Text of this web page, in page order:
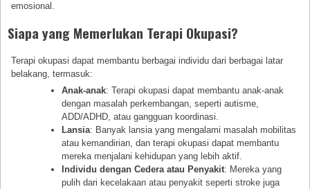
emosional.
Siapa yang Memerlukan Terapi Okupasi?
Terapi okupasi dapat membantu berbagai individu dari berbagai latar
belakang, termasuk:
Anak-anak: Terapi okupasi dapat membantu anak-anak
dengan masalah perkembangan, seperti autisme,
ADD/ADHD, atau gangguan koordinasi.
Lansia: Banyak lansia yang mengalami masalah mobilitas
atau kemandirian, dan terapi okupasi dapat membantu
mereka menjalani kehidupan yang lebih aktif.
Individu dengan Cedera atau Penyakit: Mereka yang
pulih dari kecelakaan atau penyakit seperti stroke juga